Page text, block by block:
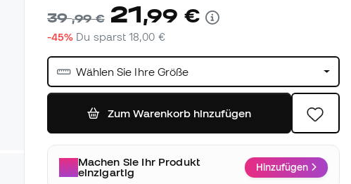
39,99 € 21,99 €
-45% Du sparst18,00 €
Wählen Sie Ihre Größe
Zum Warenkorb hinzufügen
Machen Sie Ihr Produkt
einzigartig
Hinzufügen